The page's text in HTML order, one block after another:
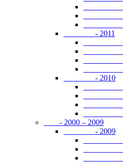
-
-
-
- 2011
-
-
-
-
- 2010
-
-
-
-
- 2000 – 2009
- 2009
-
-
-